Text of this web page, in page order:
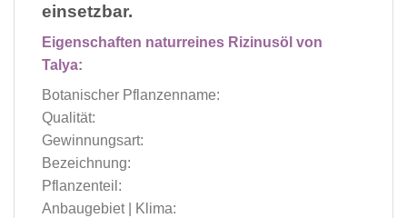
einsetzbar.
Eigenschaften naturreines Rizinusöl von
Talya:
Botanischer Pflanzenname:
Qualität:
Gewinnungsart:
Bezeichnung:
Pflanzenteil:
Anbaugebiet | Klima: